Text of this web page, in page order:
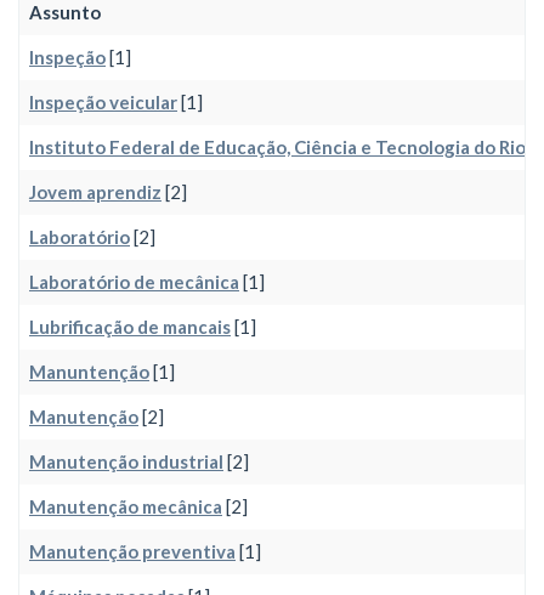
Assunto
Inspeção[1]
Inspeção veicular[1]
Instituto Federal de Educação, Ciência e Tecnologia do Rio
Jovem aprendiz [2]
Laboratório[2]
Laboratório de mecânica [1]
Lubrificação de mancais[1]
Manuntenção[1]
Manutenção[2]
Manutenção industrial [2]
Manutenção mecânica [2]
Manutenção preventiva [1]